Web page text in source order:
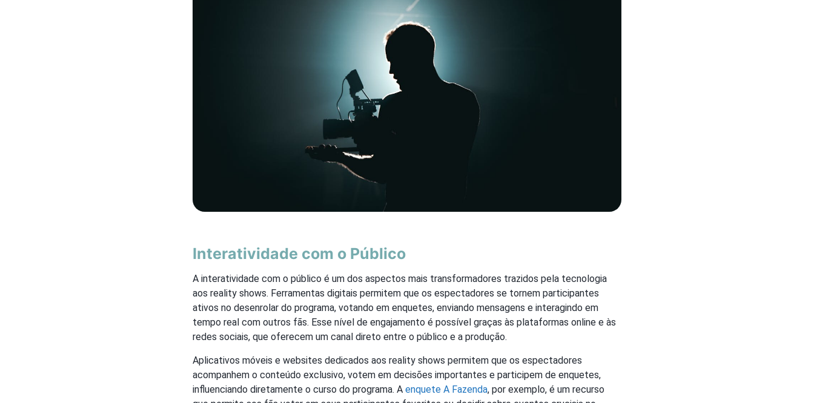
Interatividade com o Público
A interatividade com o público é um dos aspectos mais transformadores trazidos pela tecnologia
aos reality shows. Ferramentas digitais permitem que os espectadores se tornem participantes
ativos no desenrolar do programa, votando em enquetes, enviando mensagens e interagindo em
tempo real com outros fãs. Esse nível de engajamento é possível graças às plataformas online e às
redes sociais, que oferecem um canal direto entre o público e a produção.
Aplicativos móveis e websites dedicados aos reality shows permitem que os espectadores
acompanhem o conteúdo exclusivo, votem em decisões importantes e participem de enquetes,
influenciando diretamente o curso do programa. A enquete A Fazenda, por exemplo, é um recurso